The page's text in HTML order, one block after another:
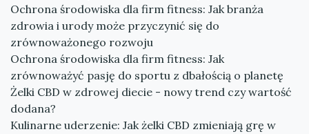
Ochrona środowiska dla firm fitness: Jak branża
zdrowia i urody może przyczynić się do
zrównoważonego rozwoju
Ochrona środowiska dla firm fitness: Jak
zrównoważyć pasję do sportu z dbałością o planetę
Żelki CBD w zdrowej diecie - nowy trend czy wartość
dodana?
Kulinarne uderzenie: Jak żelki CBD zmieniają grę w